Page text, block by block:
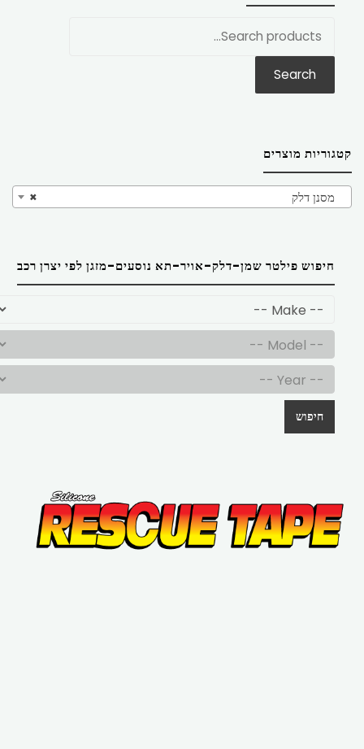
Search
קטגוריות מוצרים
× מסנן דלק
חיפוש פילטר שמן-דלק-אויר-תא נוסעים-מזגן לפי יצרן רכב
חיפוש